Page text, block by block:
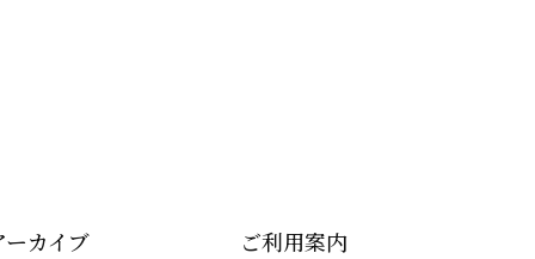
カイブ ご利用案内